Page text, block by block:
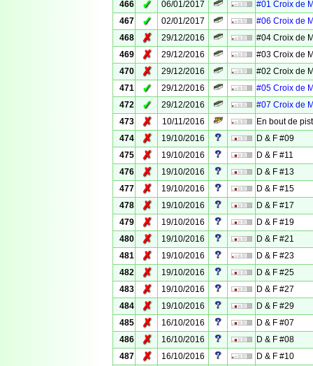
466
✓ 06/01/2017
#01 Croix de
467
✓ 02/01/2017
#06 Croix de
468
✗ 29/12/2016
#04 Croix de
469
✗ 29/12/2016
#03 Croix de
470
✗ 29/12/2016
#02 Croix de
471
✓ 29/12/2016
#05 Croix de
472
✓ 29/12/2016
#07 Croix de
473
✗ 10/11/2016
En bout de
474
✗ 19/10/2016
D & F #09
475
✗ 19/10/2016
D & F #11
476
✗ 19/10/2016
D & F #13
477
✗ 19/10/2016
D & F #15
478
✗ 19/10/2016
D & F #17
479
✗ 19/10/2016
D & F #19
480
✗ 19/10/2016
D & F #21
481
✗ 19/10/2016
D & F #23
482
✗ 19/10/2016
D & F #25
483
✗ 19/10/2016
D & F #27
484
✗ 19/10/2016
D & F #29
485
✗ 16/10/2016
D & F #07
486
✗ 16/10/2016
D & F #08
487
✗ 16/10/2016
D & F #10